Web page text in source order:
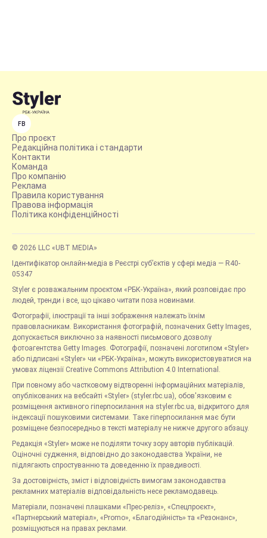
FB
Про проєкт
Редакційна політика і стандарти
Контакти
Команда
Про компанію
Реклама
Правила користування
Правова інформація
Політика конфіденційності
© 2026 LLC «UBT MEDIA»
Ідентифікатор онлайн-медіа в Реєстрі суб’єктів у сфері медіа — R40-
05347
Styler є розважальним проєктом «РБК-Україна», який розповідає про
людей, тренди і все, що цікаво читати поза новинами.
Фотографії, ілюстрації та інші зображення належать їхнім
правовласникам. Використання фотографій, позначених Getty Images,
допускається виключно за наявності письмового дозволу
фотоагентства Getty Images. Фотографії, позначені логотипом «Styler»
або підписані «Styler» чи «РБК-Україна», можуть використовуватися на
умовах ліцензії Creative Commons Attribution 4.0 International.
При повному або частковому відтворенні інформаційних матеріалів,
опублікованих на вебсайті «Styler» (styler.rbc.ua), обов'язковим є
розміщення активного гіперпосилання на styler.rbc.ua, відкритого для
індексації пошуковими системами. Таке гіперпосилання має бути
розміщене безпосередньо в тексті матеріалу не нижче другого абзацу.
Редакція «Styler» може не поділяти точку зору авторів публікацій.
Оціночні судження, відповідно до законодавства України, не
підлягають спростуванню та доведенню їх правдивості.
За достовірність, зміст і відповідність вимогам законодавства
рекламних матеріалів відповідальність несе рекламодавець.
Матеріали, позначені плашками «Прес-реліз», «Спецпроєкт»,
«Партнерський матеріал», «Promo», «Благодійність» та «Резонанс»,
розміщуються на правах реклами.